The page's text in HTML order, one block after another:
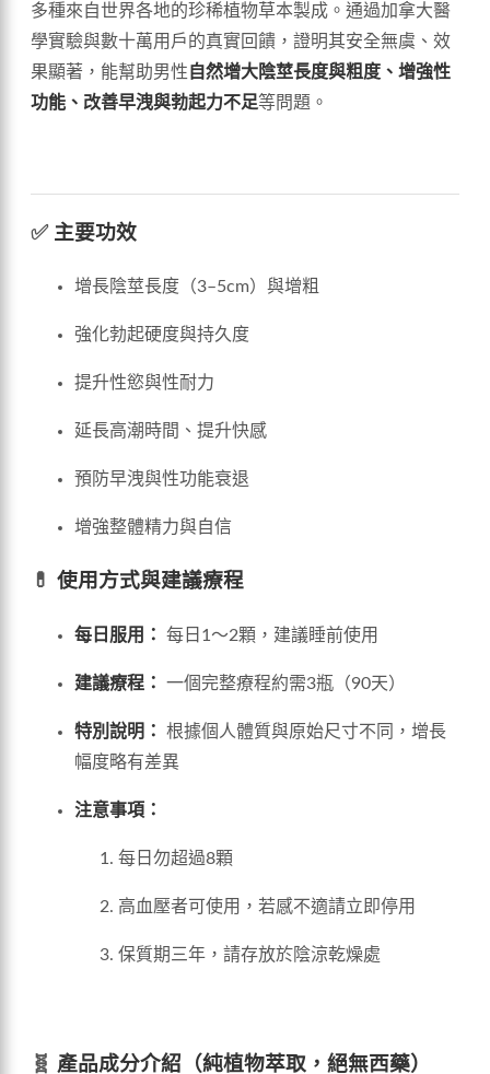
多種來自世界各地的珍稀植物草本製成。通過加拿大醫
學實驗與數十萬用戶的真實回饋，證明其安全無虞、效
果顯著，能幫助男性 自然增大陰莖長度與粗度、增強性
功能、改善早洩與勃起力不足等問題。
✅ 主要功效
增長陰莖長度（3–5cm）與增粗
強化勃起硬度與持久度
提升性慾與性耐力
延長高潮時間、提升快感
預防早洩與性功能衰退
增強整體精力與自信
💊 使用方式與建議療程
每日服用： 每日1～2顆，建議睡前使用
建議療程： 一個完整療程約需3瓶（90天）
特別說明：
根據個人體質與原始尺寸不同，增長
幅度略有差異
注意事項：
每日勿超過8顆
高血壓者可使用，若感不適請立即停用
保質期三年，請存放於陰涼乾燥處
🧬 產品成分介紹（純植物萃取，絕無西藥）